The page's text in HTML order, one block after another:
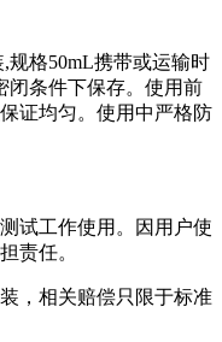
规格50mL携带或运输时
闭条件下保存。使用前
证均匀。使用中严格防
试工作使用。因用户使
责任。
，相关赔偿只限于标准